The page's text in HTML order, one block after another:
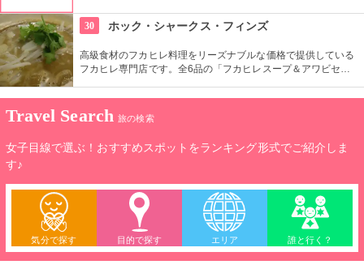
30 ホック・シャークス・フィンズ
高級食材のフカヒレ料理をリーズナブルな価格で提供している
フカヒレ専門店です。全6品の「フカヒレスープ＆アワビセッ
たっぷりのアワビご飯を食べる事ができる人気メニューです。
Travel Search 旅の検索
女子目線で選ぶ！おすすめスポットをランキング形式でご紹介しま
す♪
気分で探す 目的で探す エリア 誰と行く？